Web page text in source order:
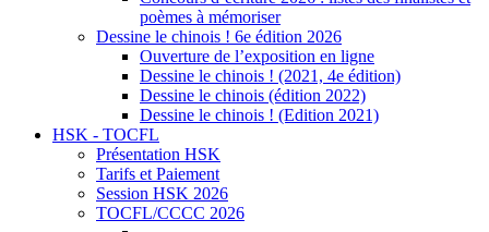
poèmes à mémoriser
Dessine le chinois ! 6e édition 2026
Ouverture de l’exposition en ligne
Dessine le chinois ! (2021, 4e édition)
Dessine le chinois (édition 2022)
Dessine le chinois ! (Edition 2021)
HSK - TOCFL
Présentation HSK
Tarifs et Paiement
Session HSK 2026
TOCFL/CCCC 2026